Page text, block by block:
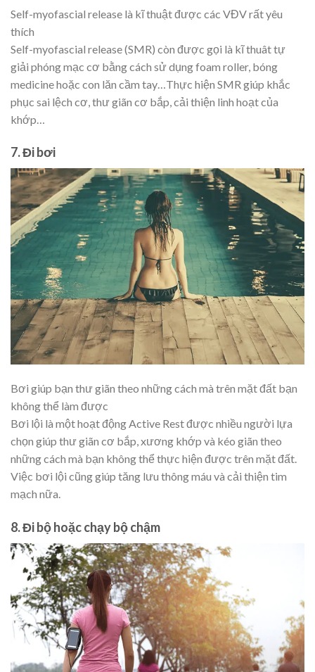
Self-myofascial release là kĩ thuật được các VĐV rất yêu
thích
Self-myofascial release (SMR) còn được gọi là kĩ thuât tự
giải phóng mạc cơ bằng cách sử dụng foam roller, bóng
medicine hoặc con lăn cầm tay…Thực hiện SMR giúp khắc
phục sai lệch cơ, thư giãn cơ bắp, cải thiện linh hoạt của
khớp…
7. Đi bơi
Bơi giúp bạn thư giãn theo những cách mà trên mặt đất bạn
không thể làm được
Bơi lội là một hoạt động Active Rest được nhiều người lựa
chọn giúp thư giãn cơ bắp, xương khớp và kéo giãn theo
những cách mà bạn không thể thực hiện được trên mặt đất.
Việc bơi lội cũng giúp tăng lưu thông máu và cải thiện tim
mạch nữa.
8. Đi bộ hoặc chạy bộ chậm